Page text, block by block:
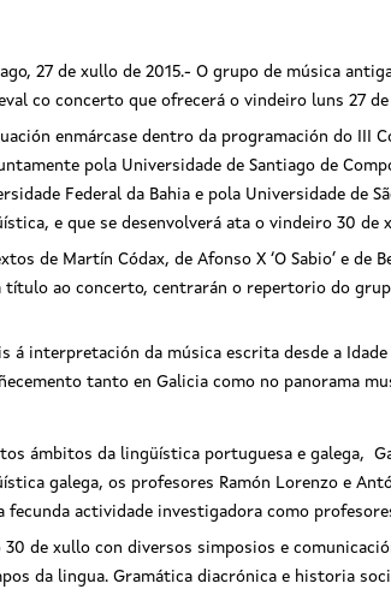
27 de xullo de 2015.- O grupo de música
co concerto que ofrecerá o vindeiro luns 27
enmárcase dentro da programación do III
pola Universidade de Santiago de
Federal da Bahia e pola Universidade de
e que se desenvolverá ata o vindeiro 30
de Martín Códax, de Afonso X ‘O Sabio’ e de
título ao concerto, centrarán o repertorio do
á interpretación da música escrita desde a
tanto en Galicia como no panorama
ámbitos da lingüística portuguesa e galega,
galega, os profesores Ramón Lorenzo e
fecunda actividade investigadora como
de xullo con diversos simposios e
da lingua. Gramática diacrónica e historia